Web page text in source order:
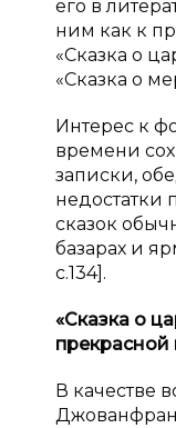
его в
ним как к
«Сказка о
«Сказка о
Интерес к
времени
записки,
недостатки
сказок
базарах и
с.134].
«Сказка о
В качестве